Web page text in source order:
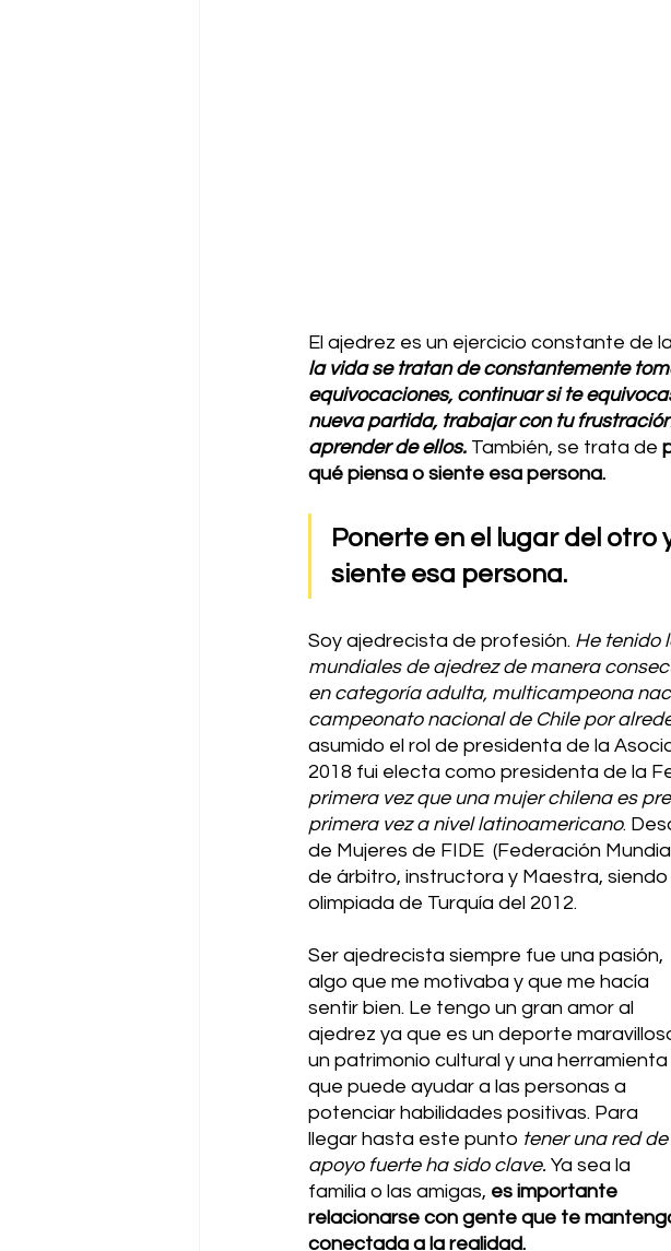
El ajedrez es un ejercicio constante de
la vida se tratan de constantemente
equivocaciones, continuar si te
nueva partida, trabajar con tu
aprender de ellos. También, se trata de
qué piensa o siente esa persona.
Ponerte en el lugar del
siente esa persona.
Soy ajedrecista de profesión. He tenido
mundiales de ajedrez de manera
en categoría adulta, multicampeona
campeonato nacional de Chile por
asumido el rol de presidenta de la
2018 fui electa como presidenta de la
primera vez que una mujer chilena es
primera vez a nivel latinoamericano.
de Mujeres de FIDE  (Federación
de árbitro, instructora y Maestra,
olimpiada de Turquía del 2012.
Ser ajedrecista siempre fue una pasión,
algo que me motivaba y que me hacía
sentir bien. Le tengo un gran amor al
ajedrez ya que es un deporte
un patrimonio cultural y una herramienta
que puede ayudar a las personas a
potenciar habilidades positivas. Para
llegar hasta este punto tener una red de
apoyo fuerte ha sido clave. Ya sea la
familia o las amigas, es importante
relacionarse con gente que te
conectada a la realidad.